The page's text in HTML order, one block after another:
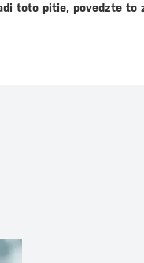
toto pitie, povedzte to